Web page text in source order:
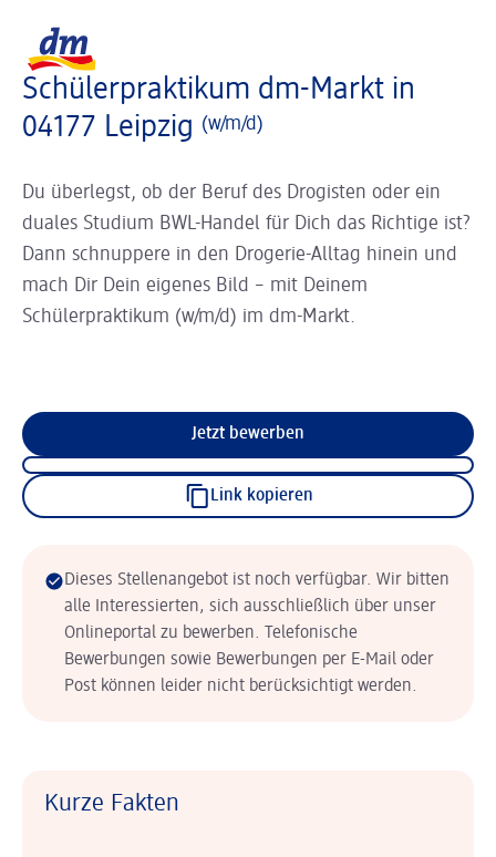
Schülerpraktikum dm-Markt in
04177 Leipzig (w/m/d)
Du überlegst, ob der Beruf des Drogisten oder ein
duales Studium BWL-Handel für Dich das Richtige ist?
Dann schnuppere in den Drogerie-Alltag hinein und
mach Dir Dein eigenes Bild – mit Deinem
Schülerpraktikum (w/m/d) im dm-Markt.
Jetzt bewerben
Link kopieren
Dieses Stellenangebot ist noch verfügbar. Wir bitten
alle Interessierten, sich ausschließlich über unser
Onlineportal zu bewerben. Telefonische
Bewerbungen sowie Bewerbungen per E-Mail oder
Post können leider nicht berücksichtigt werden.
Kurze Fakten